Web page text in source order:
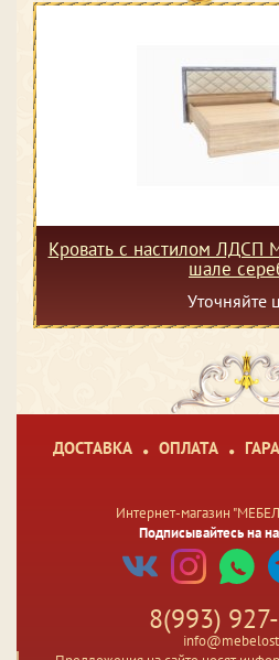
Кровать с настилом ЛДСП
шале
Уточняйте
ДОСТАВКА ОПЛАТА
Интернет-магазин
Подписывайтесь на
8(993)